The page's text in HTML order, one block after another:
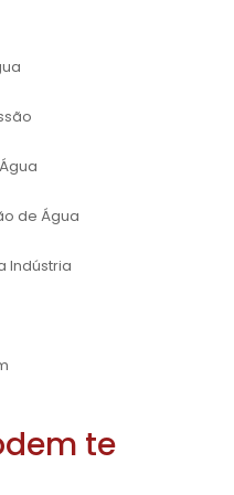
de pressão
e gás, por
explosões e
de produtos
manter as reações
que
produtos sejam
espectro de
a seleção
de Água
Indústria
te